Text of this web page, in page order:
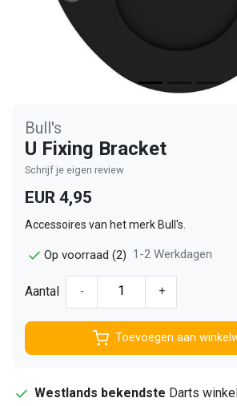
Bull's
U Fixing Bracket
Schrijf je eigen review
EUR 4,95
Accessoires van het merk Bull's.
Op voorraad (2) 1-2 Werkdagen
Aantal - +
Toevoegen aan
Westlands bekendste Darts